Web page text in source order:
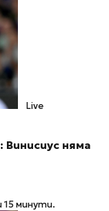
Live
няма
15 минути.